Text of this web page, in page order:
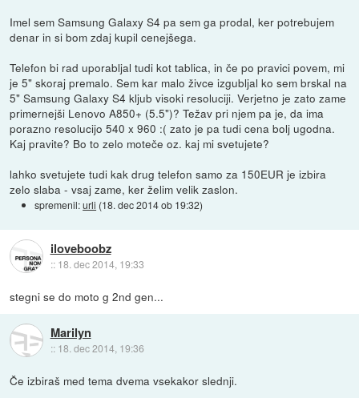
Imel sem Samsung Galaxy S4 pa sem ga prodal, ker potrebujem
denar in si bom zdaj kupil cenejšega.
Telefon bi rad uporabljal tudi kot tablica, in če po pravici povem, mi
je 5" skoraj premalo. Sem kar malo živce izgubljal ko sem brskal na
5" Samsung Galaxy S4 kljub visoki resoluciji. Verjetno je zato zame
primernejši Lenovo A850+ (5.5")? Težav pri njem pa je, da ima
porazno resolucijo 540 x 960 :( zato je pa tudi cena bolj ugodna.
Kaj pravite? Bo to zelo moteče oz. kaj mi svetujete?
lahko svetujete tudi kak drug telefon samo za 150EUR je izbira
zelo slaba - vsaj zame, ker želim velik zaslon.
spremenil:urli (18. dec 2014 ob 19:32)
iloveboobz
:: 18. dec 2014, 19:33
stegni se do moto g 2nd gen...
Marilyn
:: 18. dec 2014, 19:36
Če izbiraš med tema dvema vsekakor slednji.